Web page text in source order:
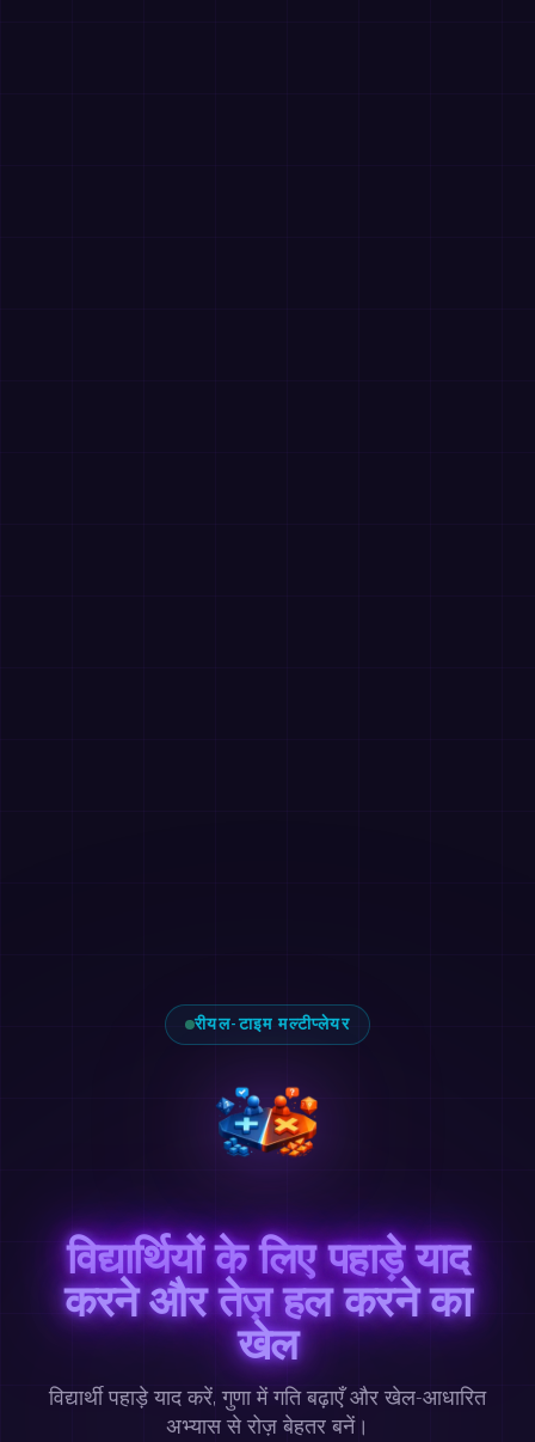
रीयल-टाइम मल्टीप्लेयर
विद्यार्थियों के लिए पहाड़े याद
करने और तेज़ हल करने का
खेल
विद्यार्थी पहाड़े याद करें, गुणा में गति बढ़ाएँ और खेल-आधारित
अभ्यास से रोज़ बेहतर बनें।